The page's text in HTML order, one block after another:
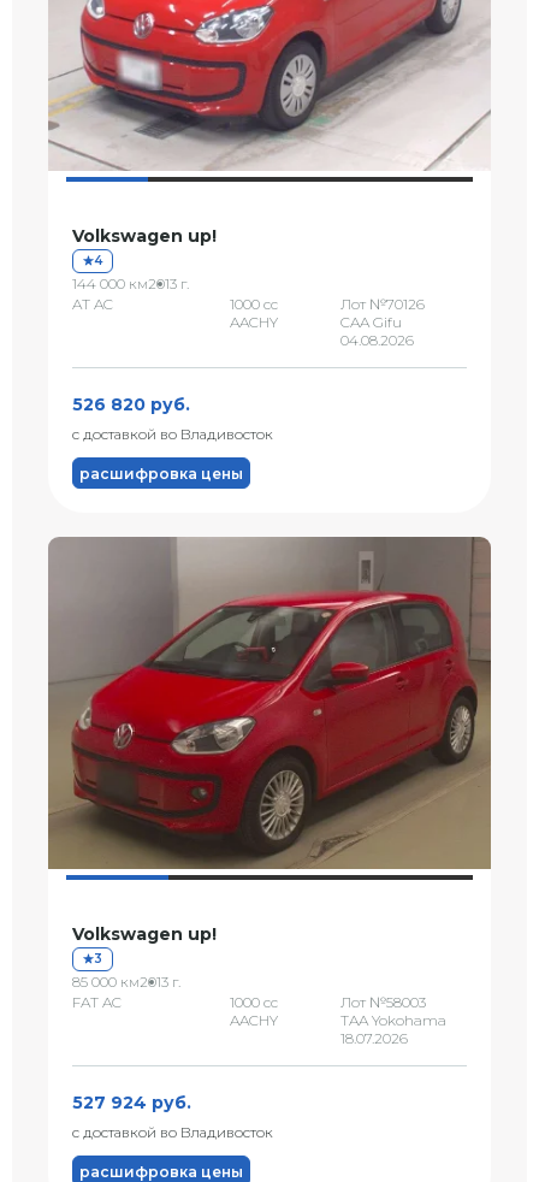
Volkswagen up!
4
144 000 км2013 г.
AT AC
1000 сс
AACHY
Лот №70126
CAA Gifu
04.08.2026
526 820 руб.
с доставкой во Владивосток
расшифровка цены
Volkswagen up!
3
85 000 км2013 г.
FAT AC
1000 сс
AACHY
Лот №58003
TAA Yokohama
18.07.2026
527 924 руб.
с доставкой во Владивосток
расшифровка цены